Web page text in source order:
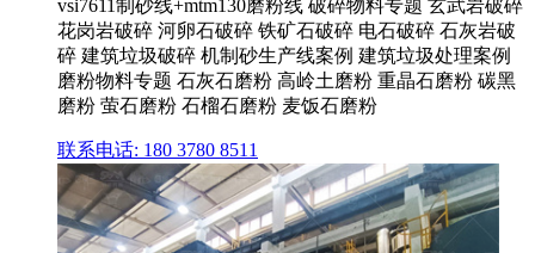
vsi7611制砂线+mtm130磨粉线 破碎物料专题 玄武岩破碎
花岗岩破碎 河卵石破碎 铁矿石破碎 电石破碎 石灰岩破
碎 建筑垃圾破碎 机制砂生产线案例 建筑垃圾处理案例
磨粉物料专题 石灰石磨粉 高岭土磨粉 重晶石磨粉 碳黑
磨粉 萤石磨粉 石榴石磨粉 麦饭石磨粉
联系电话: 180 3780 8511